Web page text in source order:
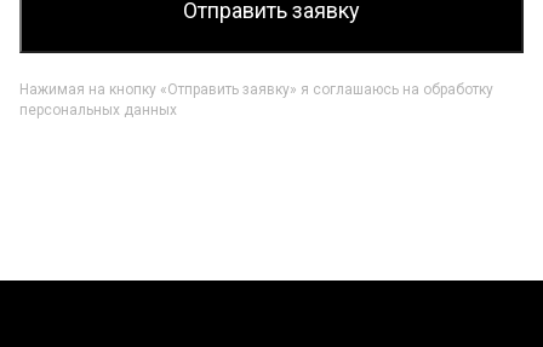
Нажимая на кнопку «Отправить заявку» я соглашаюсь на обработку
персональных данных